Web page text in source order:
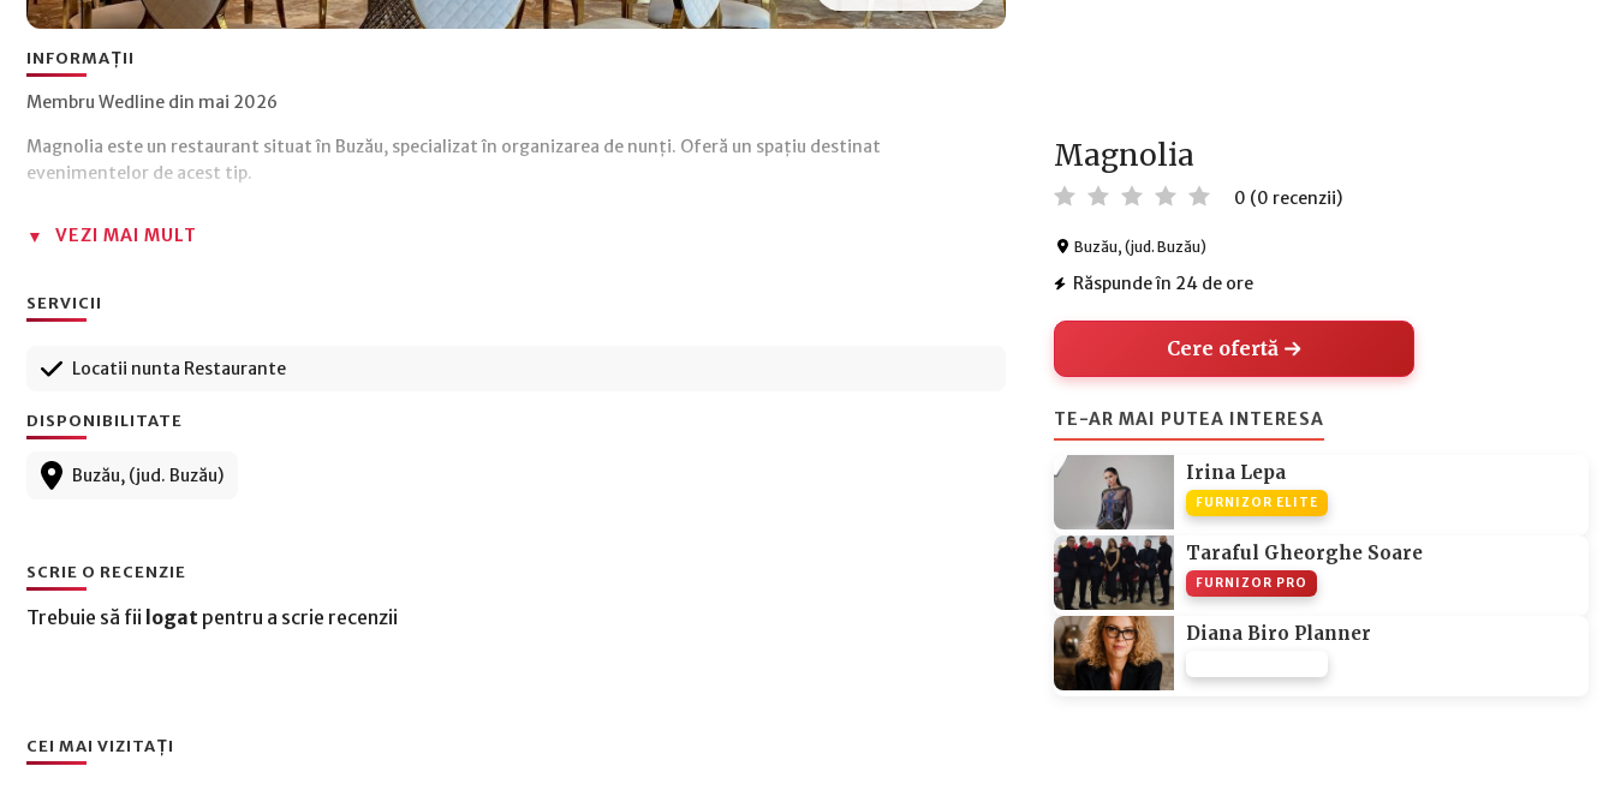
Magnolia
0 (0 recenzii)
Buzău, (jud. Buzău)
Răspunde în 24 de ore
Cere ofertă
TE-AR MAI PUTEA INTERESA
Irina Lepa
FURNIZOR ELITE
Taraful Gheorghe Soare
FURNIZOR PRO
Diana Biro Planner
INFORMAȚII
Membru Wedline din mai 2026
Magnolia este un restaurant situat în Buzău, specializat în organizarea de nunți. Oferă un spațiu destinat
evenimentelor de acest tip.
VEZI MAI MULT
SERVICII
Locatii nunta Restaurante
DISPONIBILITATE
Buzău, (jud. Buzău)
SCRIE O RECENZIE
Trebuie să fii logat pentru a scrie recenzii
CEI MAI VIZITAȚI